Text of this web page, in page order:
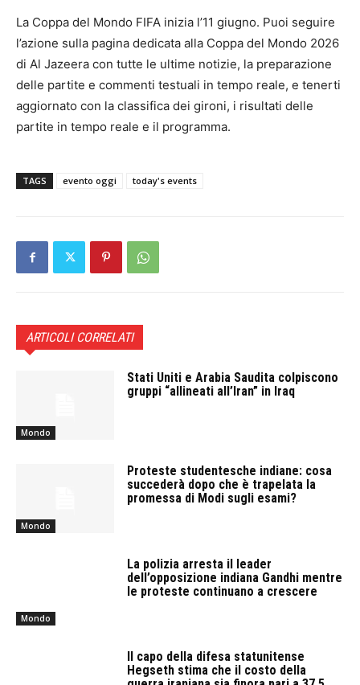
La Coppa del Mondo FIFA inizia l’11 giugno. Puoi seguire
l’azione sulla pagina dedicata alla Coppa del Mondo 2026
di Al Jazeera con tutte le ultime notizie, la preparazione
delle partite e commenti testuali in tempo reale, e tenerti
aggiornato con la classifica dei gironi, i risultati delle
partite in tempo reale e il programma.
TAGS evento oggi today's events
ARTICOLI CORRELATI
Mondo
Stati Uniti e Arabia Saudita colpiscono
gruppi “allineati all’Iran” in Iraq
Mondo
Proteste studentesche indiane: cosa
succederà dopo che è trapelata la
promessa di Modi sugli esami?
Mondo
La polizia arresta il leader
dell’opposizione indiana Gandhi mentre
le proteste continuano a crescere
Il capo della difesa statunitense
Hegseth stima che il costo della